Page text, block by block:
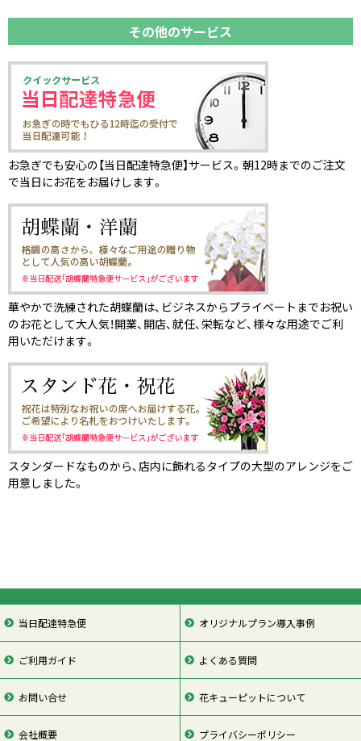
その他のサービス
お急ぎでも安心の【当日配達特急便】サービス。朝12時までのご注文
で当日にお花をお届けします。
華やかで洗練された胡蝶蘭は、ビジネスからプライベートまでお祝い
のお花として大人気！開業、開店、就任、栄転など、様々な用途でご利
用いただけます。
スタンダードなものから、店内に飾れるタイプの大型のアレンジをご
用意しました。
当日配達特急便 オリジナルプラン導入事例
ご利用ガイド よくある質問
お問い合せ 花キューピットについて
会社概要 プライバシーポリシー